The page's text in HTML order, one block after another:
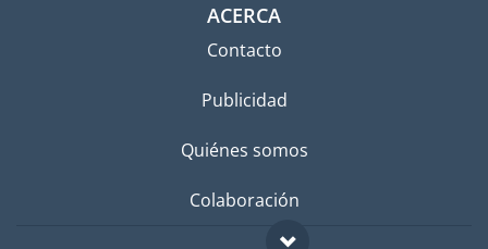
ACERCA
Contacto
Publicidad
Quiénes somos
Colaboración